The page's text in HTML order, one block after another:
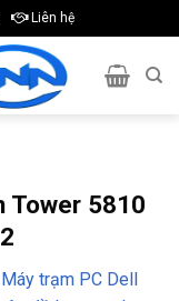
Liên hệ
Tower 5810
Máy trạm PC Dell